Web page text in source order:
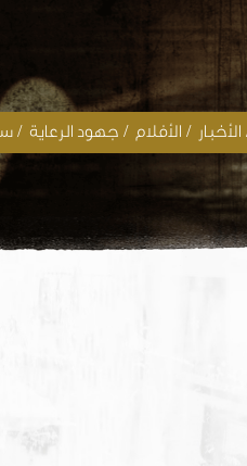
الأخبار / الأفلام / جهود الرعاية /